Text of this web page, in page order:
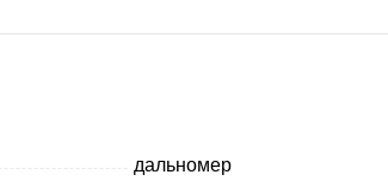
дальномер